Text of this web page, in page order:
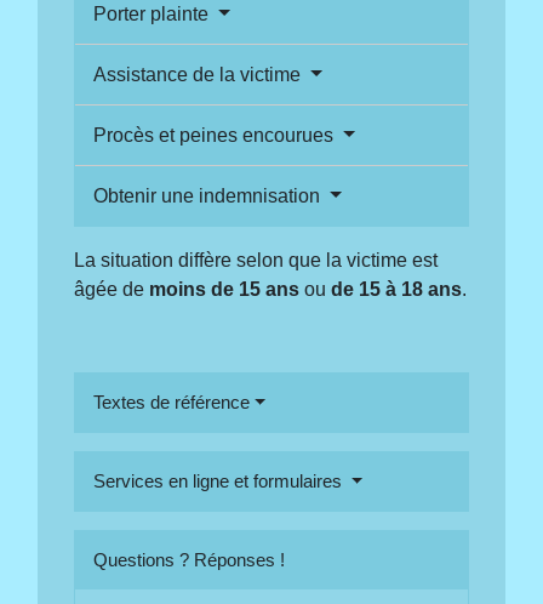
Porter plainte
Assistance de la victime
Procès et peines encourues
Obtenir une indemnisation
La situation diffère selon que la victime est
âgée de moins de 15 ans oude 15 à 18 ans.
Textes de référence
Services en ligne et formulaires
Questions ? Réponses !